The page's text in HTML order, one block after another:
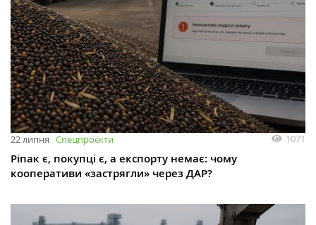
22 липня Спецпроєкти 1071
Ріпак є, покупці є, а експорту немає: чому
кооперативи «застрягли» через ДАР?